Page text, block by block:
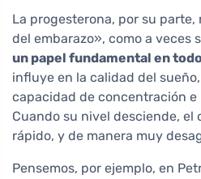
La progesterona, por su parte,
del embarazo», como a veces
un papel fundamental en
influye en la calidad del
capacidad de concentración e
Cuando su nivel desciende, el
rápido, y de manera muy
Pensemos, por ejemplo, en